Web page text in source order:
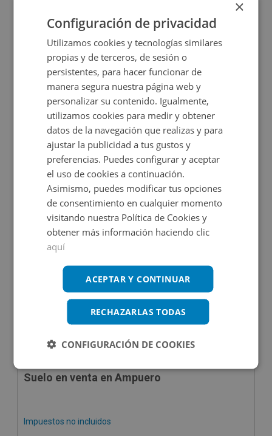
Suelo en venta en Ramales De La Victoria
Impuestos no incluidos Ahorro 13.600€
143.100€
129.500€ 2.529m2
Suelo en venta en Ampuero
Impuestos no incluidos
×
Configuración de privacidad
Utilizamos cookies y tecnologías similares
propias y de terceros, de sesión o
persistentes, para hacer funcionar de
manera segura nuestra página web y
personalizar su contenido. Igualmente,
utilizamos cookies para medir y obtener
datos de la navegación que realizas y para
ajustar la publicidad a tus gustos y
preferencias. Puedes configurar y aceptar
el uso de cookies a continuación.
Asimismo, puedes modificar tus opciones
de consentimiento en cualquier momento
visitando nuestra Política de Cookies y
obtener más información haciendo clic
aquí
ACEPTAR Y CONTINUAR
RECHAZARLAS TODAS
CONFIGURACIÓN DE COOKIES